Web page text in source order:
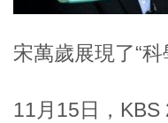
宋萬歲展現了“科
11月15日，KBS